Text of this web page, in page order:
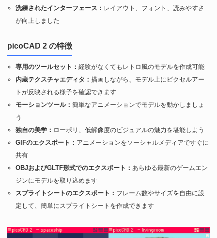
洗練されたインターフェース： レイアウト、フォント、読みやすさ
が向上しました
picoCAD 2 の特徴
専用のツールセット： 経験がなくてもレトロ風のモデルを作成可能
内蔵テクスチャエディタ： 描画しながら、モデル上にピクセルアー
トが反映される様子を確認できます
モーションツール： 簡単なアニメーションでモデルを動かしましょ
う
独自の美学： ローポリ、低解像度のビジュアルの魅力を堪能しよう
GIFのエクスポート： アニメーションをソーシャルメディアですぐに
共有
OBJおよびGLTF形式でのエクスポート： あらゆる最新のゲームエン
ジンにモデルを取り込めます
スプライトシートのエクスポート： フレーム数やサイズを自由に設
定して、簡単にスプライトシートを作成できます